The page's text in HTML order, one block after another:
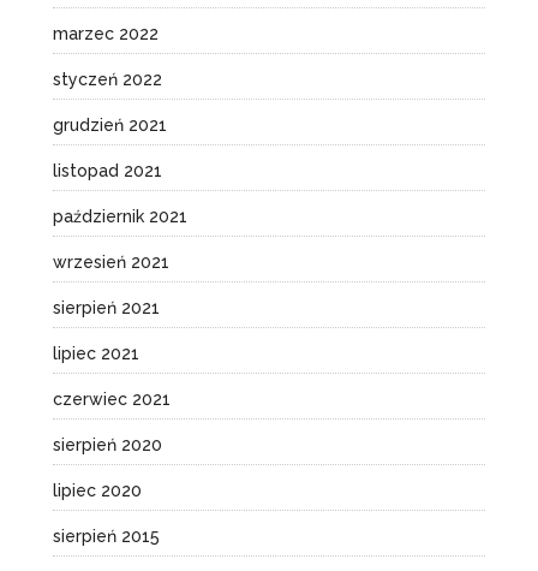
marzec 2022
styczeń 2022
grudzień 2021
listopad 2021
październik 2021
wrzesień 2021
sierpień 2021
lipiec 2021
czerwiec 2021
sierpień 2020
lipiec 2020
sierpień 2015